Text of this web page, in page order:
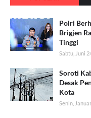
Polri
Brigjen
Tinggi
Sabtu, Juni
Soroti
Desak
Kota
Senin,